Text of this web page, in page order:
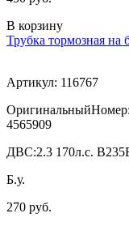
В корзину
Трубка тормозная на
Артикул: 116767
ОригинальныйНомер:
4565909
ДВС:2.3 170л.с.
Б.у.
270 руб.